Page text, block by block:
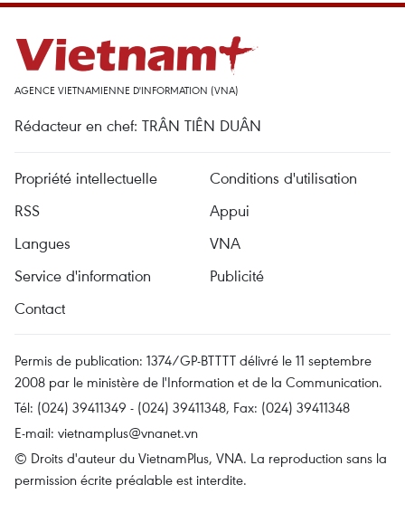
AGENCE VIETNAMIENNE D'INFORMATION (VNA)
Rédacteur en chef: TRÂN TIÊN DUÂN
Propriété intellectuelle
Conditions d'utilisation
RSS
Appui
Langues
VNA
Service d'information
Publicité
Contact
Permis de publication: 1374/GP-BTTTT délivré le 11 septembre
2008 par le ministère de l'Information et de la Communication.
Tél: (024) 39411349 - (024) 39411348, Fax: (024) 39411348
E-mail: vietnamplus@vnanet.vn
© Droits d'auteur du VietnamPlus, VNA. La reproduction sans la
permission écrite préalable est interdite.